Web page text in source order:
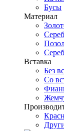
Бусы
Материал
Вставка
Без
Со